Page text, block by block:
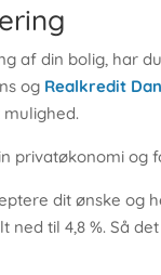
af din bolig, har
og Realkredit
privatøkonomi
dit ønske og
ned til 4,8 %. Så